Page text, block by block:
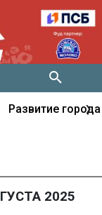
Развитие города
›
2025